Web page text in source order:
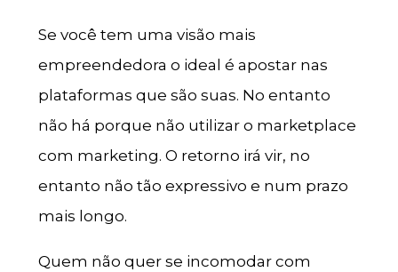
Se você tem uma visão mais
empreendedora o ideal é apostar nas
plataformas que são suas. No entanto
não há porque não utilizar o marketplace
com marketing. O retorno irá vir, no
entanto não tão expressivo e num prazo
mais longo.
Quem não quer se incomodar com